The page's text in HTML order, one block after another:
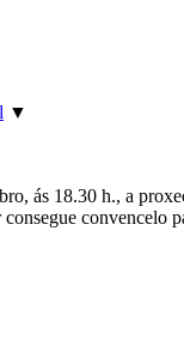
▼
ás 18.30 h., a